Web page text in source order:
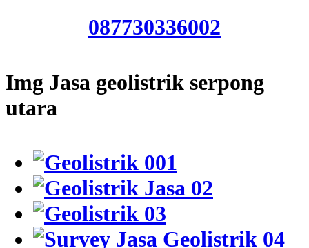
087730336002
Img Jasa geolistrik serpong
utara